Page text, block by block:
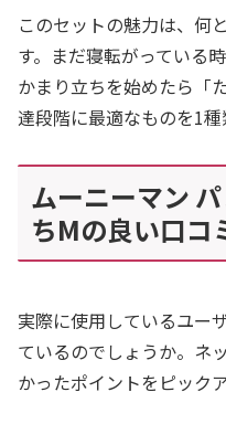
このセットの魅力は、何
す。まだ寝転がっている
かまり立ちを始めたら「
達段階に最適なものを1種
ムーニーマン
ちMの良い口コ
実際に使用しているユー
ているのでしょうか。ネ
かったポイントをピック